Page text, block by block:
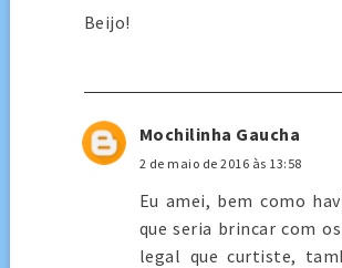
Beijo!
Mochilinha Gaucha
2 de maio de 2016 às 13:58
Eu amei, bem como
que seria brincar com
legal que curtiste,